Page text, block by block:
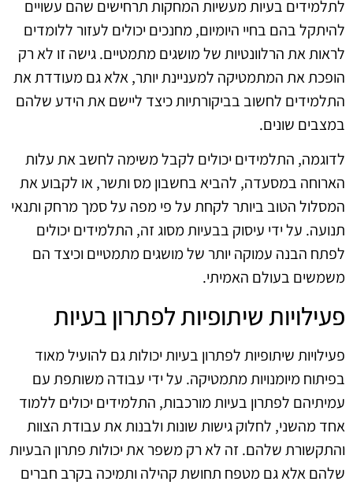
לתלמידים בעיות מעשיות המחקות תרחישים שהם עשויים
להיתקל בהם בחיי היומיום, מחנכים יכולים לעזור ללומדים
לראות את הרלוונטיות של מושגים מתמטיים. גישה זו לא רק
הופכת את המתמטיקה למעניינת יותר, אלא גם מעודדת את
התלמידים לחשוב בביקורתיות כיצד ליישם את הידע שלהם
במצבים שונים.
לדוגמה, התלמידים יכולים לקבל משימה לחשב את עלות
הארוחה במסעדה, להביא בחשבון מס ותשר, או לקבוע את
המסלול הטוב ביותר לקחת על פי מפה על סמך מרחק ותנאי
תנועה. על ידי עיסוק בבעיות מסוג זה, התלמידים יכולים
לפתח הבנה עמוקה יותר של מושגים מתמטיים וכיצד הם
משמשים בעולם האמיתי.
פעילויות שיתופיות לפתרון בעיות
פעילויות שיתופיות לפתרון בעיות יכולות גם להועיל מאוד
בפיתוח מיומנויות מתמטיקה. על ידי עבודה משותפת עם
עמיתיהם לפתרון בעיות מורכבות, התלמידים יכולים ללמוד
אחד מהשני, לחלוק גישות שונות ולבנות את עבודת הצוות
והתקשורת שלהם. זה לא רק משפר את יכולות פתרון הבעיות
שלהם אלא גם מטפח תחושת קהילה ותמיכה בקרב חברים